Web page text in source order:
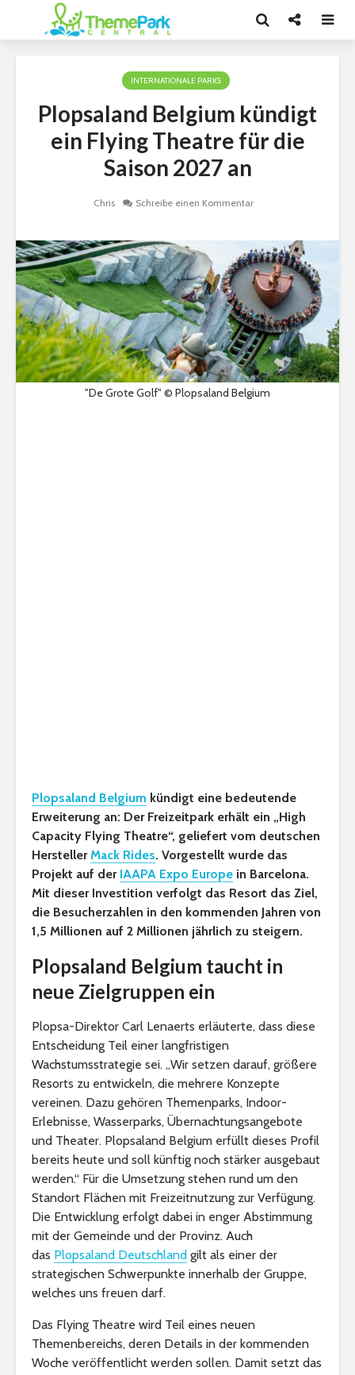
INTERNATIONALE PARKS
Plopsaland Belgium kündigt
ein Flying Theatre für die
Saison 2027 an
Chris Schreibe einen Kommentar
"De Grote Golf" © Plopsaland Belgium
Plopsaland Belgium kündigt eine bedeutende
Erweiterung an: Der Freizeitpark erhält ein „High
Capacity Flying Theatre“, geliefert vom deutschen
Hersteller Mack Rides. Vorgestellt wurde das
Projekt auf der IAAPA Expo Europe in Barcelona.
Mit dieser Investition verfolgt das Resort das Ziel,
die Besucherzahlen in den kommenden Jahren von
1,5 Millionen auf 2 Millionen jährlich zu steigern.
Plopsaland Belgium taucht in
neue Zielgruppen ein
Plopsa-Direktor Carl Lenaerts erläuterte, dass diese
Entscheidung Teil einer langfristigen
Wachstumsstrategie sei. „Wir setzen darauf, größere
Resorts zu entwickeln, die mehrere Konzepte
vereinen. Dazu gehören Themenparks, Indoor-
Erlebnisse, Wasserparks, Übernachtungsangebote
und Theater. Plopsaland Belgium erfüllt dieses Profil
bereits heute und soll künftig noch stärker ausgebaut
werden.“ Für die Umsetzung stehen rund um den
Standort Flächen mit Freizeitnutzung zur Verfügung.
Die Entwicklung erfolgt dabei in enger Abstimmung
mit der Gemeinde und der Provinz. Auch
das Plopsaland Deutschland gilt als einer der
strategischen Schwerpunkte innerhalb der Gruppe,
welches uns freuen darf.
Das Flying Theatre wird Teil eines neuen
Themenbereichs, deren Details in der kommenden
Woche veröffentlicht werden sollen. Damit setzt das